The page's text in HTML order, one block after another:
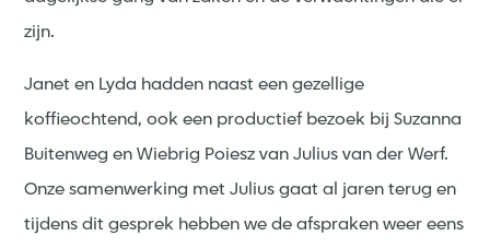
zijn.
Janet en Lyda hadden naast een gezellige
koffieochtend, ook een productief bezoek bij Suzanna
Buitenweg en Wiebrig Poiesz van Julius van der Werf.
Onze samenwerking met Julius gaat al jaren terug en
tijdens dit gesprek hebben we de afspraken weer eens